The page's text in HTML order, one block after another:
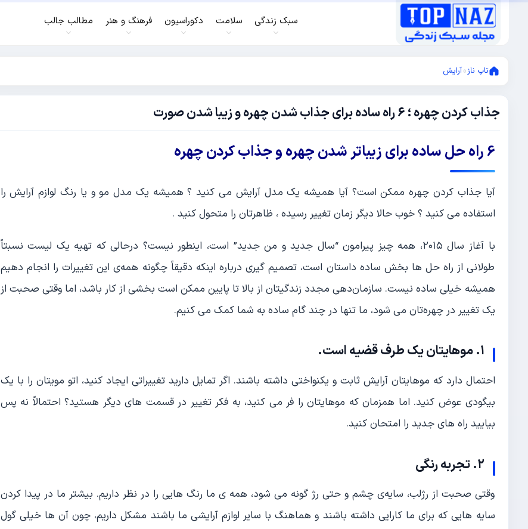
سبک زندگی سلامت دکوراسیون فرهنگ و هنر مطالب جالب
تاپ ناز»آرایش
جذاب کردن چهره ؛ 6 راه ساده برای جذاب شدن چهره و زیبا شدن صورت
ژوئن
2022
ژوئن
2022
6 راه حل ساده برای زیباتر شدن چهره و جذاب کردن چهره
آیا جذاب کردن چهره ممکن است؟ آیا همیشه یک مدل آرایش می کنید ؟ همیشه یک مدل مو و یا رنگ لوازم آرایش را
استفاده می کنید ؟ خوب حالا دیگر زمان تغییر رسیده ، ظاهرتان را متحول کنید .
با آغاز سال ۲٠۱۵، همه چیز پیرامون “سال جدید و من جدید” است، اینطور نیست؟ درحالی که تهیه‌ یک لیست نسبتاً
طولانی از راه‌ حل‌ ها بخش ساده داستان است، تصمیم گیری درباره‌ اینکه دقیقاً چگونه همه‌ی این تغییرات را انجام دهیم
همیشه خیلی ساده نیست. سازمان‌دهی مجدد زندگیتان از بالا تا پایین ممکن است بخشی از کار باشد، اما وقتی صحبت از
یک تغییر در چهره‌تان می‌ شود، ما تنها در چند گام ساده به شما کمک می کنیم.
۱. موهایتان یک طرف قضیه است.
احتمال دارد که موهایتان آرایش ثابت و یکنواختی داشته باشند. اگر تمایل دارید تغییراتی ایجاد کنید، اتو مویتان را با یک
بیگودی عوض کنید. اما همزمان که موهایتان را فر می کنید، به فکر تغییر در قسمت‌ های دیگر هستید؟ احتمالاً نه پس
بیایید راه‌ های جدید را امتحان کنید.
۲. تجربه‌ رنگی
وقتی صحبت از رژلب، سایه‌ی چشم و حتی رژ گونه می‌ شود، همه ی ما رنگ‌ هایی را در نظر داریم. بیشتر ما در پیدا کردن
سایه‌ هایی که برای ما کارایی داشته باشند و هماهنگ با سایر لوازم آرایشی ما باشند مشکل داریم، چون آن‌ ها خیلی گول‌